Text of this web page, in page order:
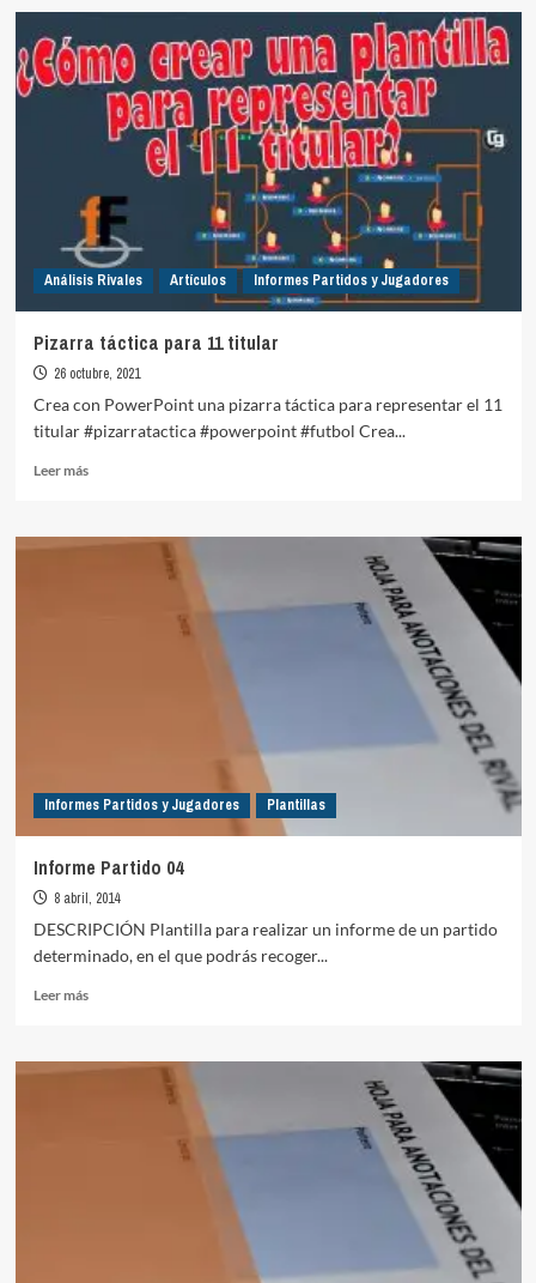
Las
de
fiebreFútbol
Análisis Rivales Artículos Informes Partidos y Jugadores
Pizarra táctica para 11 titular
26 octubre, 2021
Crea con PowerPoint una pizarra táctica para representar el 11
titular #pizarratactica #powerpoint #futbol Crea...
Leer másLeer
Pizarra
Informes Partidos y Jugadores Plantillas
Informe Partido 04
8 abril, 2014
DESCRIPCIÓN Plantilla para realizar un informe de un partido
determinado, en el que podrás recoger...
Leer másLeer
Informe